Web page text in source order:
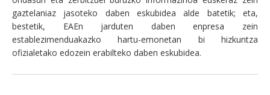
gaztelaniaz jasoteko daben eskubidea alde batetik; eta,
bestetik, EAEn jarduten daben enpresa zein
establezimenduakazko hartu-emonetan bi hizkuntza
ofizialetako edozein erabilteko daben eskubidea.